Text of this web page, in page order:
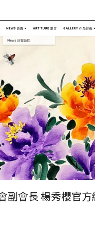
秀櫻官方網站
副會長 楊秀櫻官方